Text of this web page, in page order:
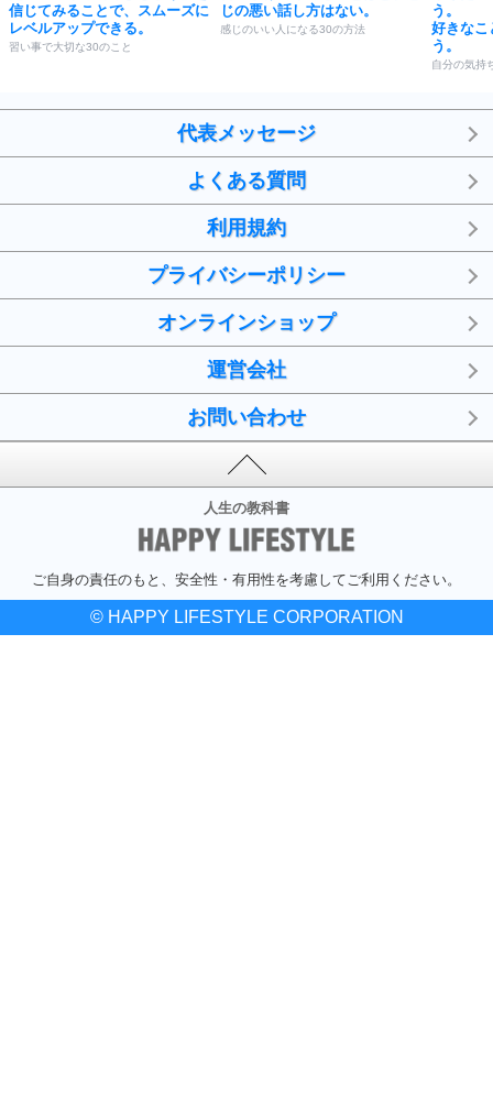
信じてみることで、スムーズに
レベルアップできる。
習い事で大切な30のこと
じの悪い話し方はない。
感じのいい人になる30の方法
う。
好きなこ
う。
自分の気持
代表メッセージ
よくある質問
利用規約
プライバシーポリシー
オンラインショップ
運営会社
お問い合わせ
人生の教科書
ご自身の責任のもと、安全性・有用性を考慮してご利用ください。
© HAPPY LIFESTYLE CORPORATION